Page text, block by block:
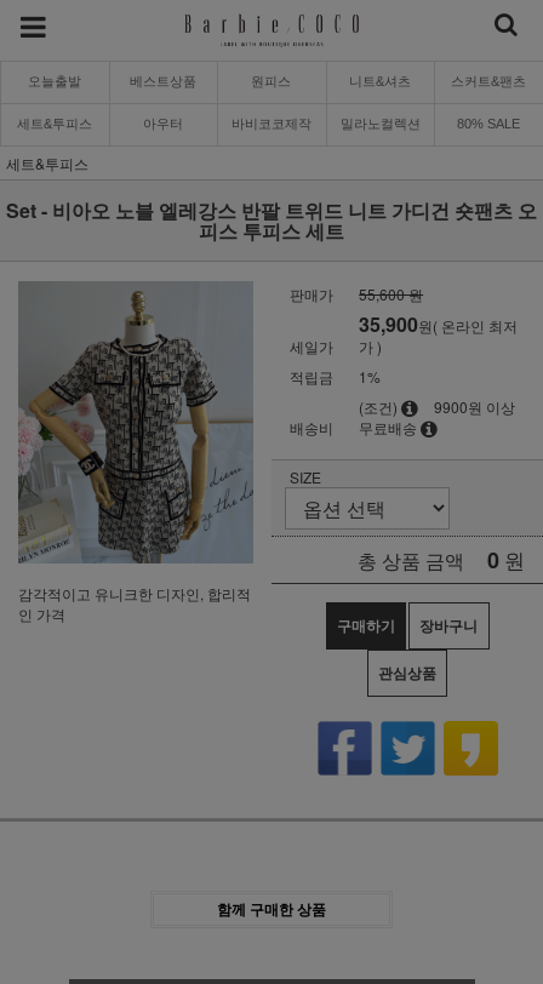
오늘출발 베스트상품 원피스 니트&셔츠 스커트&팬츠
세트&투피스 아우터 바비코코제작 밀라노컬렉션 80% SALE
세트&투피스
Set - 비아오 노블 엘레강스 반팔 트위드 니트 가디건 숏팬츠 오
피스 투피스 세트
감각적이고 유니크한 디자인, 합리적
인 가격
판매가 55,600 원
세일가
35,900원( 온라인 최저
가 )
적립금
1%
배송비
(조건)
9900원 이상
무료배송
SIZE
총 상품 금액 0 원
구매하기 장바구니
관심상품
함께 구매한 상품